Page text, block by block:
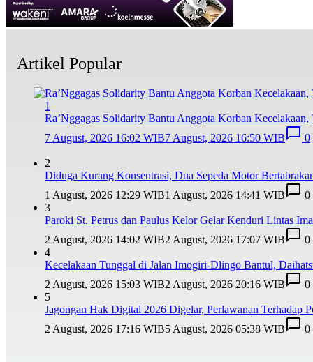
Artikel Popular
1
Ra’Nggagas Solidarity Bantu Anggota Korban
7 August, 2026 16:02 WIB7 August, 2026 16:50 WIB 0
2
Diduga Kurang Konsentrasi, Dua Sepeda Motor
1 August, 2026 12:29 WIB1 August, 2026 14:41 WIB
0
3
Paroki St. Petrus dan Paulus Kelor Gelar Kenduri Lintas
2 August, 2026 14:02 WIB2 August, 2026 17:07 WIB
0
4
Kecelakaan Tunggal di Jalan Imogiri-Dlingo Bantul,
2 August, 2026 15:03 WIB2 August, 2026 20:16 WIB
0
5
Jagongan Hak Digital 2026 Digelar, Perlawanan Terhadap
2 August, 2026 17:16 WIB5 August, 2026 05:38 WIB 0